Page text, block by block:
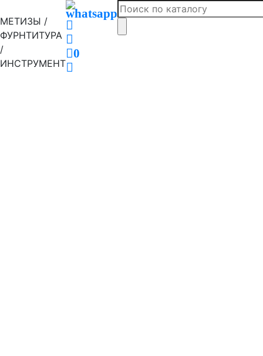
МЕТИЗЫ /
ФУРНТИТУРА
/
ИНСТРУМЕНТ
0